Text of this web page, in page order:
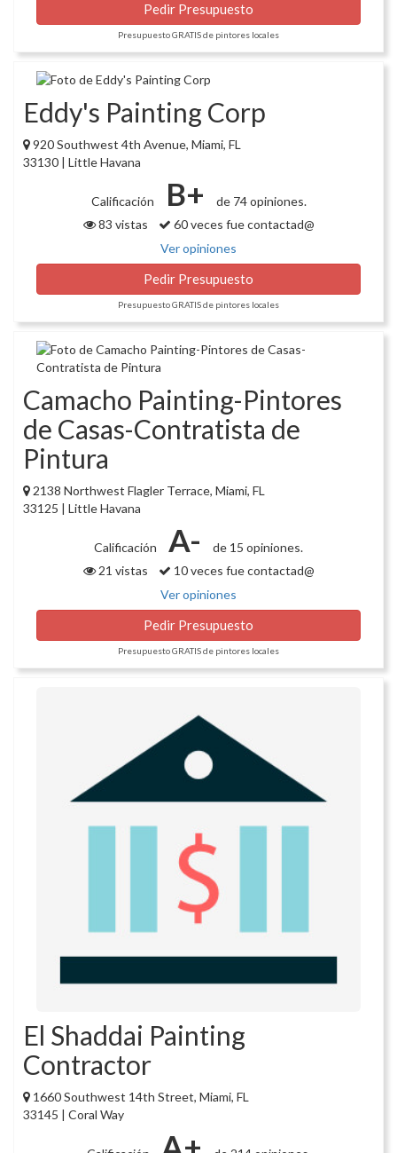
Pedir Presupuesto
Presupuesto GRATIS de pintores locales
Eddy's Painting Corp
920 Southwest 4th Avenue, Miami, FL
33130 | Little Havana
Calificación B+
de 74 opiniones.
83 vistas
60 veces fue contactad@
Ver opiniones
Pedir Presupuesto
Presupuesto GRATIS de pintores locales
Camacho Painting-Pintores
de Casas-Contratista de
Pintura
2138 Northwest Flagler Terrace, Miami, FL
33125 | Little Havana
Calificación A-
de 15 opiniones.
21 vistas
10 veces fue contactad@
Ver opiniones
Pedir Presupuesto
Presupuesto GRATIS de pintores locales
El Shaddai Painting
Contractor
1660 Southwest 14th Street, Miami, FL
33145 | Coral Way